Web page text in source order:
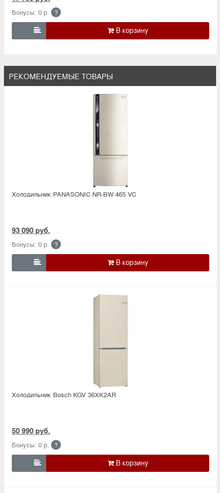
Бонусы: 0 р. ?

РЕКОМЕНДУЕМЫЕ ТОВАРЫ
Холодильник PANASONIC NR-BW 465 VC
93 090 руб.
Бонусы: 0 р. ?

Холодильник Bosсh KGV 36XK2AR
50 990 руб.
Бонусы: 0 р. ?
